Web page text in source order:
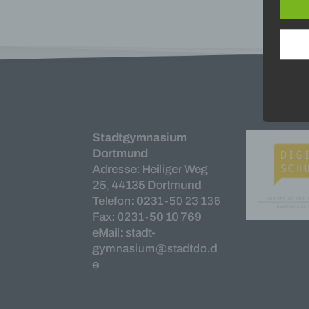
Stadtgymnasium
Dortmund
Adresse: Heiliger Weg
25, 44135 Dortmund
Telefon: 0231-50 23 136
Fax: 0231-50 10 769
eMail: stadt-
gymnasium@stadtdo.d
e
Aus
Die